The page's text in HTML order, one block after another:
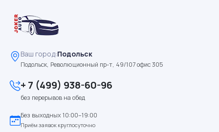
Ваш город:Подольск
Подольск, Революционный пр-т, 49/107 офис 305
+ 7 (499) 938-60-96
без перерывов на обед
Без выходных 10:00–19:00
Приём заявок круглосуточно